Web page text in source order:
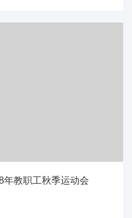
年教职工秋季运动会